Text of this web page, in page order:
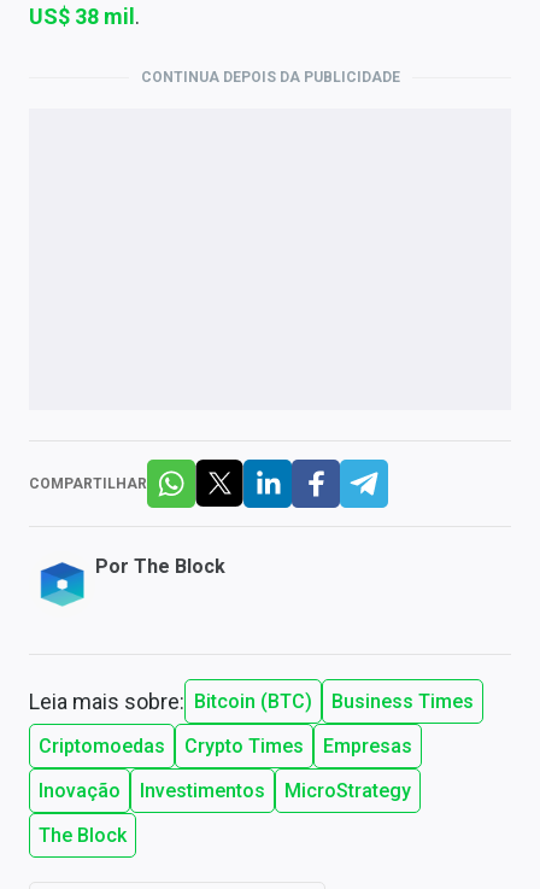
US$ 38 mil .
CONTINUA DEPOIS DA PUBLICIDADE
COMPARTILHAR
Por The Block
Leia mais sobre: Bitcoin (BTC)
Business Times
Criptomoedas
Crypto Times
Empresas
Inovação
Investimentos
MicroStrategy
The Block